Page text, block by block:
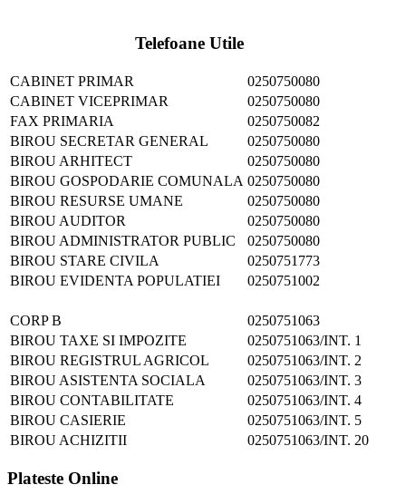
Telefoane Utile
CABINET PRIMAR
0250750080
CABINET VICEPRIMAR
0250750080
FAX PRIMARIA
0250750082
BIROU SECRETAR GENERAL
0250750080
BIROU ARHITECT
0250750080
BIROU GOSPODARIE COMUNALA 0250750080
BIROU RESURSE UMANE
0250750080
BIROU AUDITOR
0250750080
BIROU ADMINISTRATOR PUBLIC
0250750080
BIROU STARE CIVILA
0250751773
BIROU EVIDENTA POPULATIEI
0250751002
CORP B
0250751063
BIROU TAXE SI IMPOZITE
0250751063/INT. 1
BIROU REGISTRUL AGRICOL
0250751063/INT. 2
BIROU ASISTENTA SOCIALA
0250751063/INT. 3
BIROU CONTABILITATE
0250751063/INT. 4
BIROU CASIERIE
0250751063/INT. 5
BIROU ACHIZITII
0250751063/INT. 20
Plateste Online